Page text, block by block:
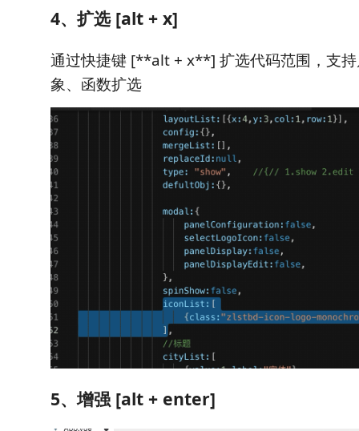
4、扩选 [alt + x]
通过快捷键 [**alt + x**] 扩选代码范围，支
象、函数扩选
5、增强 [alt + enter]